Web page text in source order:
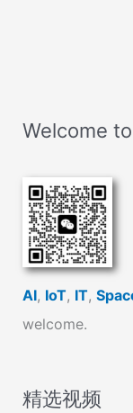
Welcome
AI, IoT, IT,
welcome.
精选视频